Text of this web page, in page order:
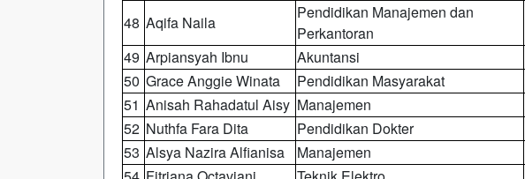
48 Aqifa Naila
Pendidikan Manajemen dan
Perkantoran
49 Arpiansyah Ibnu Akuntansi
50 Grace Anggie Winata Pendidikan Masyarakat
51 Anisah Rahadatul Aisy Manajemen
52 Nuthfa Fara Dita Pendidikan Dokter
53 Alsya Nazira Alfianisa Manajemen